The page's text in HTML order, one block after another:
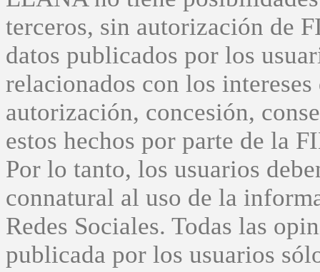
terceros, sin autorización de
datos publicados por los
relacionados con los
autorización, concesión,
estos hechos por parte de la
Por lo tanto, los usuarios
connatural al uso de la
Redes Sociales. Todas las
publicada por los usuarios